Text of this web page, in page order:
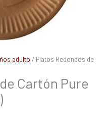
adulto / Platos Redondos de
Cartón Pure